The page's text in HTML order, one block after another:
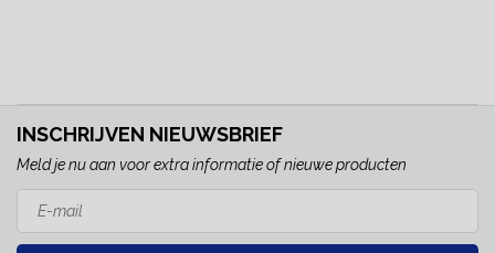
INSCHRIJVEN NIEUWSBRIEF
Meld je nu aan voor extra informatie of nieuwe producten